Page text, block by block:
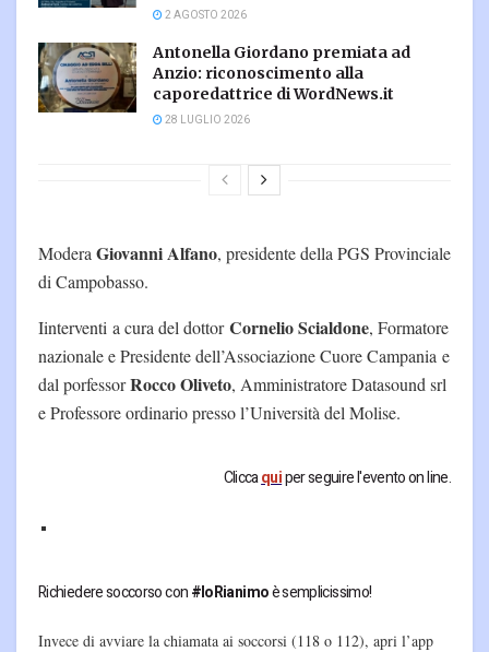
2 AGOSTO 2026
Antonella Giordano premiata ad
Anzio: riconoscimento alla
caporedattrice di WordNews.it
28 LUGLIO 2026
Modera Giovanni Alfano, presidente della PGS Provinciale
di Campobasso.
Iinterventi a cura del dottorCornelio Scialdone, Formatore
nazionale e Presidente dell’Associazione Cuore Campania e
dal porfessorRocco Oliveto, Amministratore Datasound srl
e Professore ordinario presso l’Università del Molise.
Cliccaquiper seguire l'evento on line.
Richiedere soccorso con#IoRianimoè semplicissimo!
Invece di avviare la chiamata ai soccorsi (118 o 112), apri l’app